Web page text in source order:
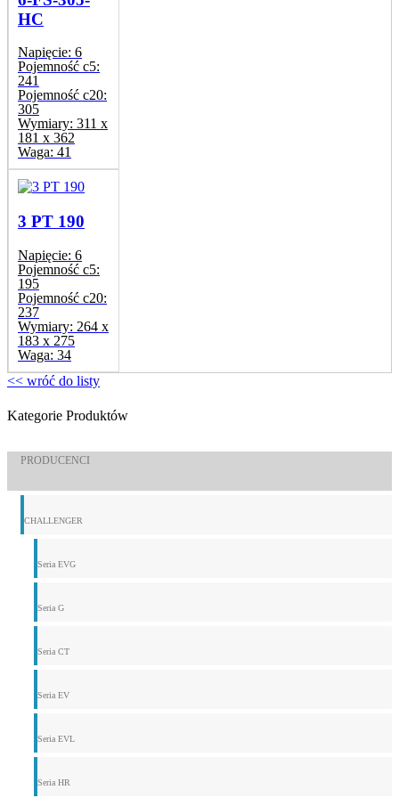
HC
Napięcie: 6
Pojemność c5:
241
Pojemność c20:
305
Wymiary: 311 x
181 x 362
Waga: 41
3 PT 190
Napięcie: 6
Pojemność c5:
195
Pojemność c20:
237
Wymiary: 264 x
183 x 275
Waga: 34
<< wróć do listy
Kategorie Produktów
PRODUCENCI
CHALLENGER
Seria EVG
Seria G
Seria CT
Seria EV
Seria EVL
Seria HR